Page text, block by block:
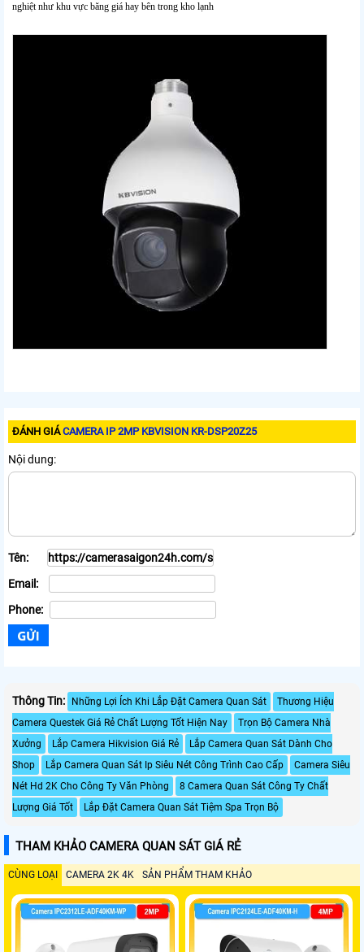
nghiệt như khu vực băng giá hay bên trong kho lạnh
ĐÁNH GIÁCAMERA IP 2MP KBVISION KR-DSP20Z25
Nội dung:
Tên:
Email:
Phone:
Thông Tin: Những Lợi Ích Khi Lắp Đặt Camera Quan Sát
Thương Hiệu
Camera Questek Giá Rẻ Chất Lượng Tốt Hiện Nay
Trọn Bộ Camera Nhà
Xưởng
Lắp Camera Hikvision Giá Rẻ
Lắp Camera Quan Sát Dành Cho
Shop
Lắp Camera Quan Sát Ip Siêu Nét Công Trình Cao Cấp
Camera Siêu
Nét Hd 2K Cho Công Ty Văn Phòng
8 Camera Quan Sát Công Ty Chất
Lượng Giá Tốt
Lắp Đặt Camera Quan Sát Tiệm Spa Trọn Bộ
THAM KHẢO CAMERA QUAN SÁT GIÁ RẺ
CÙNG LOẠI CAMERA 2K 4K SẢN PHẨM THAM KHẢO